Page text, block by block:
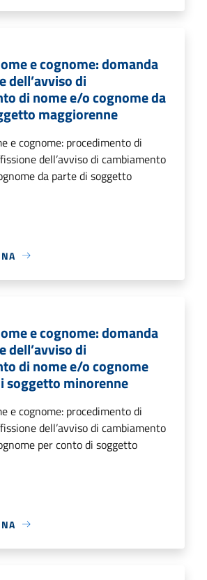
e cognome: domanda
dell’avviso di
di nome e/o cognome da
maggiorenne
e cognome: procedimento di
dell’avviso di cambiamento
da parte di soggetto
e cognome: domanda
dell’avviso di
di nome e/o cognome
soggetto minorenne
e cognome: procedimento di
dell’avviso di cambiamento
per conto di soggetto